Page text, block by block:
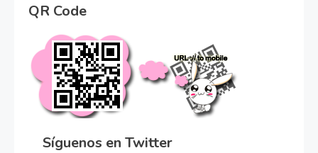
QR Code
Síguenos en Twitter